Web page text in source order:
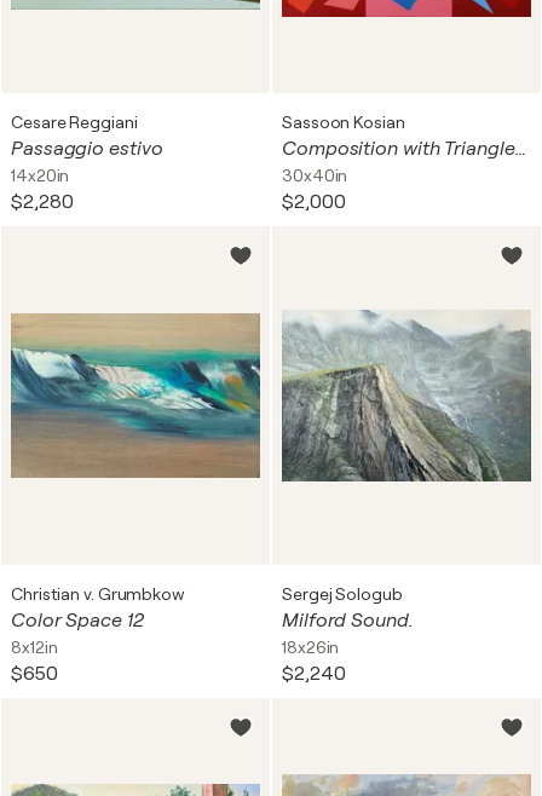
Cesare Reggiani
Passaggio estivo
14x20in
$2,280
Sassoon Kosian
Composition with Triangles No. 4
30x40in
$2,000
Christian v. Grumbkow
Color Space 12
8x12in
$650
Sergej Sologub
Milford Sound.
18x26in
$2,240